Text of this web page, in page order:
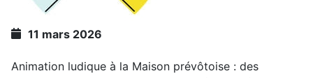
11 mars 2026
Animation ludique à la Maison prévôtoise : des